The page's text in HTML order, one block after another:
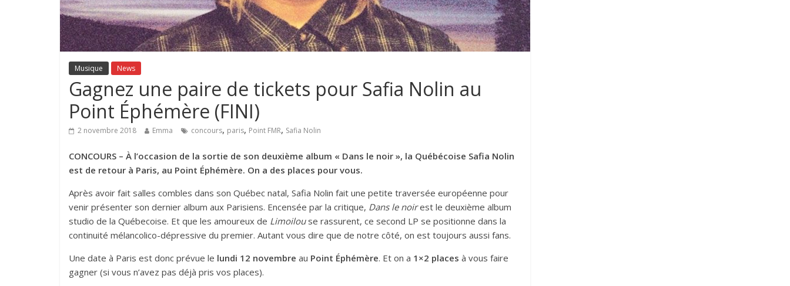
Musique News
Gagnez une paire de tickets pour Safia Nolin au
Point Éphémère (FINI)
2 novembre 2018 Emma concours, paris, Point FMR, Safia Nolin
CONCOURS – À l’occasion de la sortie de son deuxième album « Dans le noir », la Québécoise Safia Nolin
est de retour à Paris, au Point Éphémère. On a des places pour vous.
Après avoir fait salles combles dans son Québec natal, Safia Nolin fait une petite traversée européenne pour
venir présenter son dernier album aux Parisiens. Encensée par la critique, Dans le noirest le deuxième album
studio de la Québecoise. Et que les amoureux de Limoilouse rassurent, ce second LP se positionne dans la
continuité mélancolico-dépressive du premier. Autant vous dire que de notre côté, on est toujours aussi fans.
Une date à Paris est donc prévue le lundi 12 novembre au Point Éphémère. Et on a 1×2 places à vous faire
gagner (si vous n’avez pas déjà pris vos places).